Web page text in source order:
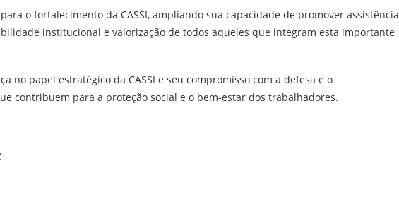
o fortalecimento da CASSI, ampliando sua capacidade de promover assistência
institucional e valorização de todos aqueles que integram esta importante
no papel estratégico da CASSI e seu compromisso com a defesa e o
contribuem para a proteção social e o bem-estar dos trabalhadores.